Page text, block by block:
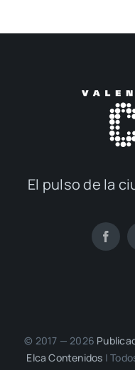
El pul­so de la
© 2017 — 2026
Elca Con­te­ni­dos |